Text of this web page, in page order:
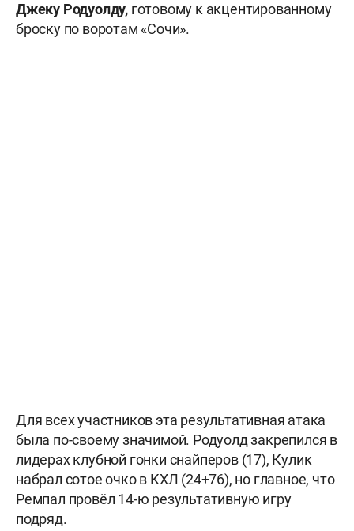
Джеку Родуолду, готовому к акцентированному
броску по воротам «Сочи».
Для всех участников эта результативная атака
была по-своему значимой. Родуолд закрепился в
лидерах клубной гонки снайперов (17), Кулик
набрал сотое очко в КХЛ (24+76), но главное, что
Ремпал провёл 14-ю результативную игру
подряд.